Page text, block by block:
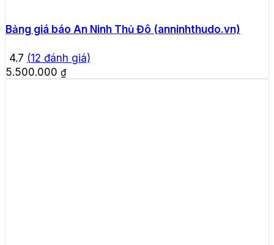
Bảng giá báo An Ninh Thủ Đô (anninhthudo.vn)
4.7 (12 đánh giá)
5.500.000 ₫